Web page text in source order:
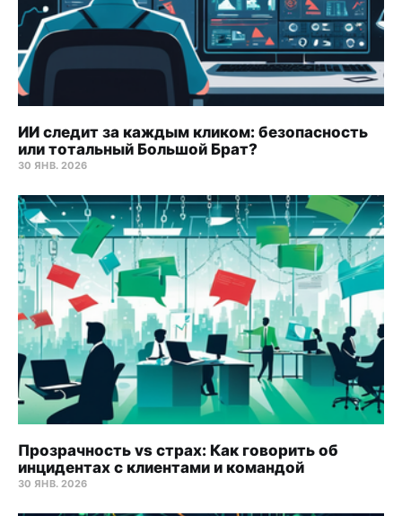
ИИ следит за каждым кликом: безопасность
или тотальный Большой Брат?
30 ЯНВ. 2026
Прозрачность vs страх: Как говорить об
инцидентах с клиентами и командой
30 ЯНВ. 2026